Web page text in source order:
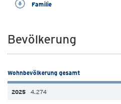
Familie
Bevölkerung
Wohnbevölkerung gesamt
4.274